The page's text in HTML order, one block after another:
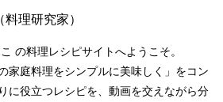
（料理研究家）
の料理レシピサイトへようこそ。
家庭料理をシンプルに美味しく」をコン
に役立つレシピを、動画を交えながら分